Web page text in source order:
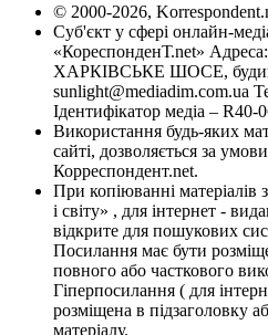
© 2000-2026,
Суб'єкт у сфері онлайн-
«КореспонденТ.net»
ХАРКІВСЬКЕ ШОСЕ,
sunlight@mediadim.com.ua
Ідентифікатор медіа – R40-
Використання будь-яких
сайті, дозволяється за
Корреспондент.net.
При копіюванні матеріалів
і світу» , для інтернет -
відкрите для пошукових
Посилання має бути
повного або часткового
Гіперпосилання ( для
розміщена в підзаголовку
матеріалу.